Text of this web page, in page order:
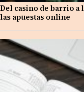
Del casino de barrio a
las apuestas online